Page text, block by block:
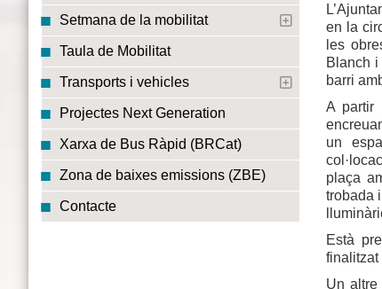
Setmana de la mobilitat
Taula de Mobilitat
Transports i vehicles
Projectes Next Generation
Xarxa de Bus Ràpid (BRCat)
Zona de baixes emissions (ZBE)
Contacte
en la
les
Blanch
barri
A partir
un
plaça
trobada
Està
finalitzat
Un altre